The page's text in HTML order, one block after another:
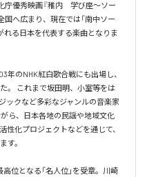
庁優秀映画『稚内　学び座〜ソー
国へ広まり、現在では「南中ソー
れる日本を代表する楽曲となりま
年のNHK紅白歌合戦にも出場し、
。 これまで坂田明、小室等をは
ックなど多彩なジャンルの音楽家
がら、日本各地の民謡や地域文化
性化プロジェクトなどを通じて、
す。
位となる「名人位」を受章。川崎